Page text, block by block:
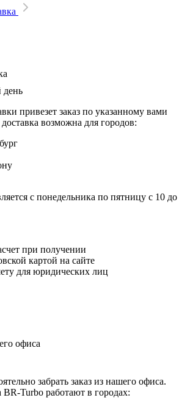
привезет заказ по указанному вами
доставка возможна для городов:
с понедельника по пятницу с 10 до
при получении
картой на сайте
для юридических лиц
офиса
забрать заказ из нашего офиса.
BR-Turbo работают в городах: